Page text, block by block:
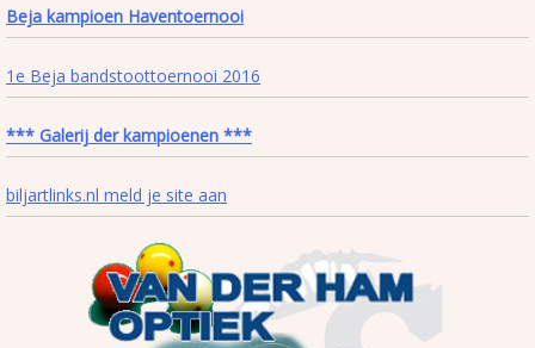
Beja kampioen Haventoernooi
1e Beja bandstoottoernooi 2016
*** Galerij der kampioenen ***
biljartlinks.nl meld je site aan